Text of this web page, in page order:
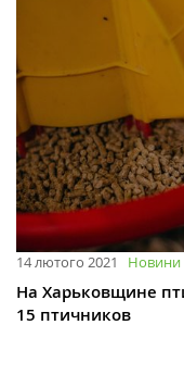
14 лютого 2021 Новини
На Харьковщине
15 птичников